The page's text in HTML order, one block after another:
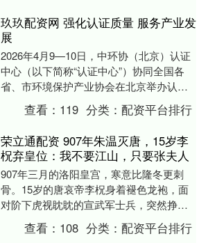
玖玖配资网 强化认证质量 服务产业发
展
2026年4月9—10日，中环协（北京）认证
中心（以下简称“认证中心”）协同全国各
省、市环境保护产业协会在北京举办认证
工作总结和培训会。会议系统回顾了2025
查看： 119 分类：配资平台排行
荣立通配资 907年朱温灭唐，15岁李
柷弃皇位：我不要江山，只要张夫人
907年三月的洛阳皇宫，寒意比隆冬更刺
骨。15岁的唐哀帝李柷身着褪色龙袍，面
对阶下虎视眈眈的宣武军士兵，突然挣脱
宦官的搀扶，朝着王座上的朱温嘶吼：“这
江山你要便....
查看： 108 分类：配资平台排行